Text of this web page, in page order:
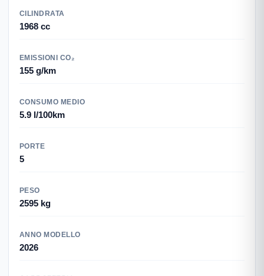
CILINDRATA
1968 cc
EMISSIONI CO₂
155 g/km
CONSUMO MEDIO
5.9 l/100km
PORTE
5
PESO
2595 kg
ANNO MODELLO
2026